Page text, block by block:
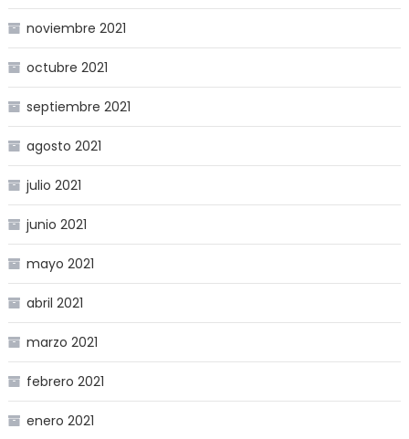
noviembre 2021
octubre 2021
septiembre 2021
agosto 2021
julio 2021
junio 2021
mayo 2021
abril 2021
marzo 2021
febrero 2021
enero 2021